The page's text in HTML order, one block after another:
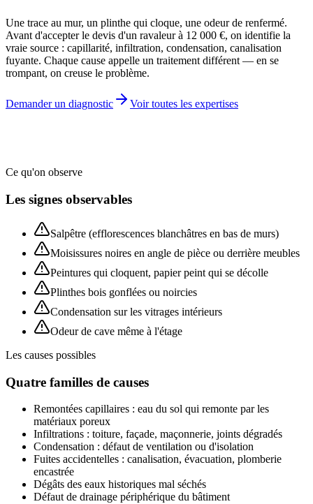
Une trace au mur, un plinthe qui cloque, une odeur de renfermé.
Avant d'accepter le devis d'un ravaleur à 12 000 €, on identifie la
vraie source : capillarité, infiltration, condensation, canalisation
fuyante. Chaque cause appelle un traitement différent — en se
trompant, on creuse le problème.
Demander un diagnostic Voir toutes les expertises
Ce qu'on observe
Les signes observables
Salpêtre (efflorescences blanchâtres en bas de murs)
Moisissures noires en angle de pièce ou derrière meubles
Peintures qui cloquent, papier peint qui se décolle
Plinthes bois gonflées ou noircies
Condensation sur les vitrages intérieurs
Odeur de cave même à l'étage
Les causes possibles
Quatre familles de causes
Remontées capillaires : eau du sol qui remonte par les
matériaux poreux
Infiltrations : toiture, façade, maçonnerie, joints dégradés
Condensation : défaut de ventilation ou d'isolation
Fuites accidentelles : canalisation, évacuation, plomberie
encastrée
Dégâts des eaux historiques mal séchés
Défaut de drainage périphérique du bâtiment